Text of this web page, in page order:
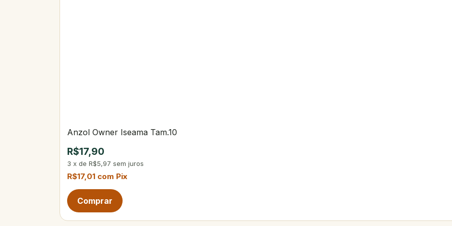
Anzol Owner Iseama Tam.10
R$17,90
3 x de R$5,97 sem juros
R$17,01 com Pix